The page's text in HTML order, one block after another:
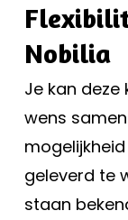
Nobilia
Je kan deze
wens
geleverd te
staan